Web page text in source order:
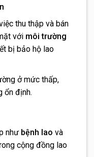
thu thập và bán
với môi trường
bị bảo hộ lao
ở mức thấp,
ổn định.
như bệnh lao và
cộng đồng lao